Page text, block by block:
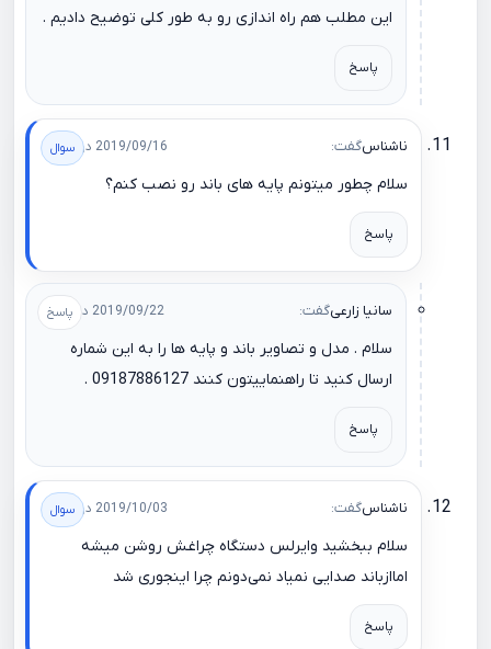
این مطلب هم راه اندازی رو به طور کلی توضیح دادیم .
پاسخ
ناشناسگفت: 2019/09/16 در 12:57
سلام چطور میتونم پایه های باند رو نصب کنم؟
پاسخ
سانیا زارعیگفت: 2019/09/22 در 12:46
سلام . مدل و تصاویر باند و پایه ها را به این شماره
ارسال کنید تا راهنماییتون کنند 09187886127 .
پاسخ
ناشناسگفت: 2019/10/03 در 21:20
سلام ببخشید وایرلس دستگاه چراغش روشن میشه
اماازباند صدایی نمیاد نمی‌دونم چرا اینجوری شد
پاسخ